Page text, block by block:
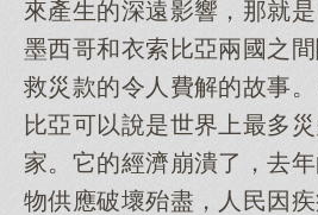
來產生的深遠影響，那就
墨西哥和衣索比亞兩國之
救災款的令人費解的故事
比亞可以說是世界上最多
家。它的經濟崩潰了，去
物供應破壞殆盡，人民因